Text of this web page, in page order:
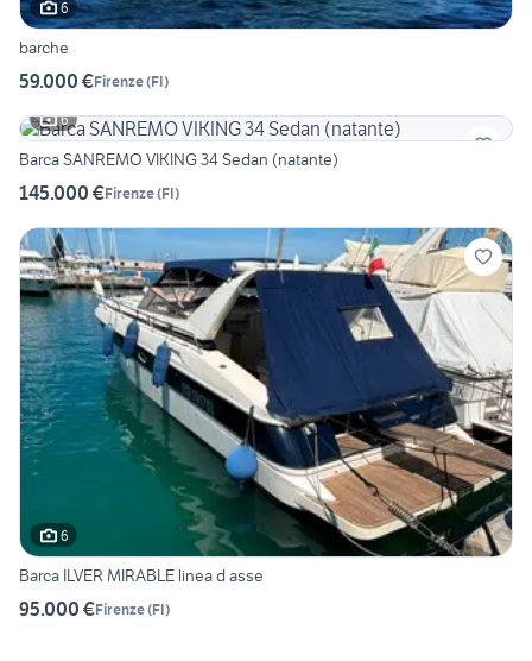
6
barche
59.000 €Firenze(FI)
6
Barca SANREMO VIKING 34 Sedan (natante)
145.000 €Firenze(FI)
6
Barca ILVER MIRABLE linea d asse
95.000 €Firenze(FI)